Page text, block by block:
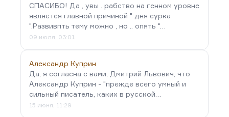
СПАСИБО! Да , увы . рабство на генном уровне
является главной причиной " дня сурка
".Развивпть тему можно , но .. опять "…
09 июля, 03:01
Александр Куприн
Да, я согласна с вами, Дмитрий Львович, что
Александр Куприн - "прежде всего умный и
сильный писатель, каких в русской…
15 июня, 11:29